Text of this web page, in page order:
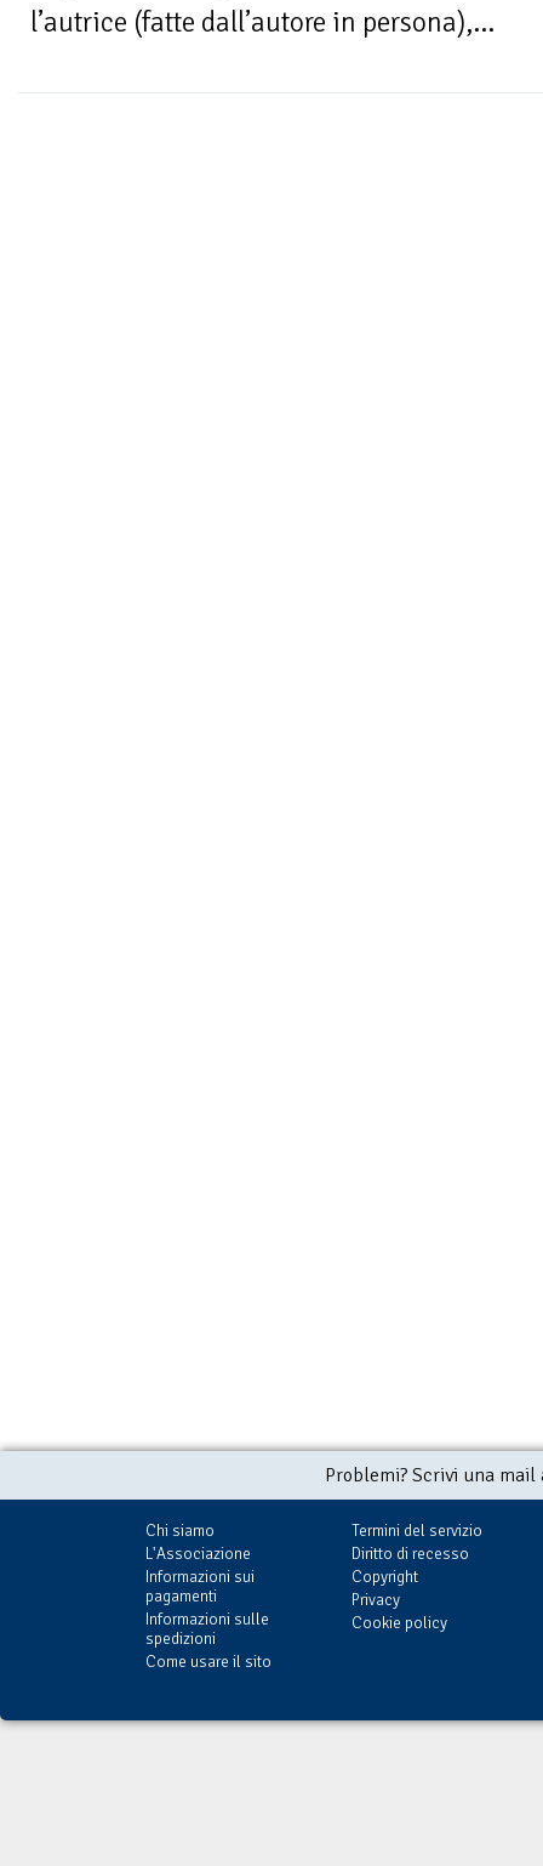
l’autrice (fatte dall’autore in persona),...
Problemi? Scrivi una
Chi siamo
L'Associazione
Informazioni sui
pagamenti
Informazioni sulle
spedizioni
Come usare il sito
Termini del servizio
Diritto di recesso
Copyright
Privacy
Cookie policy